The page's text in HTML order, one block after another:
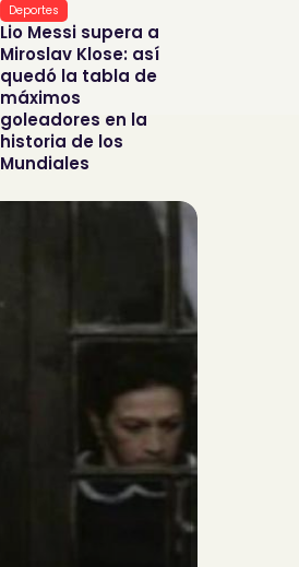
Deportes
Lio Messi supera a
Miroslav Klose: así
quedó la tabla de
máximos
goleadores en la
historia de los
Mundiales